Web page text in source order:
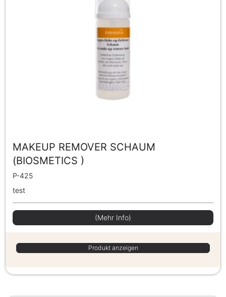
MAKEUP REMOVER SCHAUM
(BIOSMETICS )
P-425
test
(Mehr Info)
Produkt anzeigen